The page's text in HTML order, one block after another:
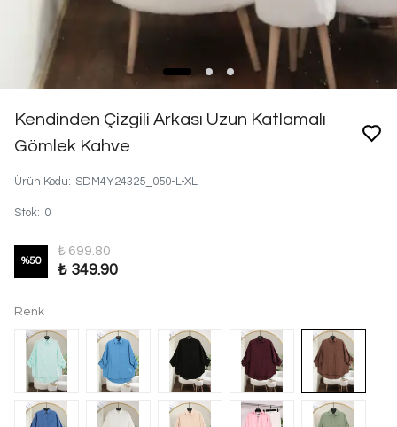
Kendinden Çizgili Arkası Uzun Katlamalı
Gömlek Kahve
Ürün Kodu: SDM4Y24325_050-L-XL
Stok: 0
%50
₺ 699.80
₺ 349.90
Renk